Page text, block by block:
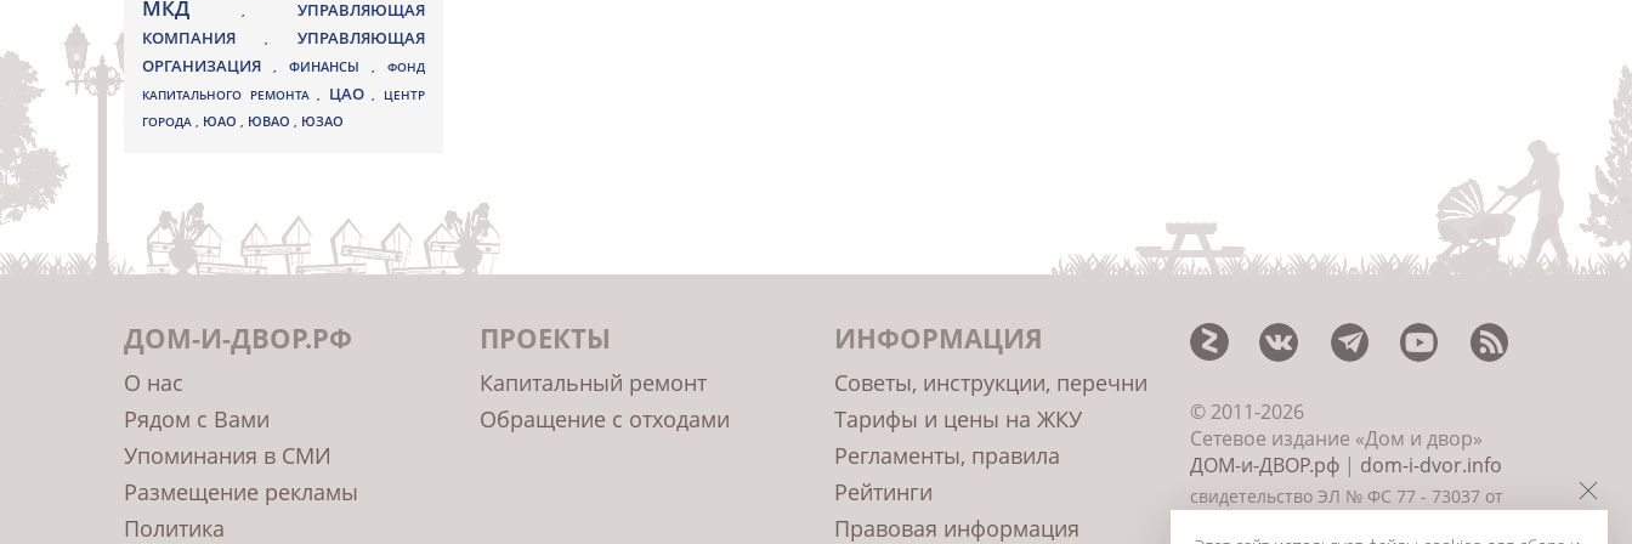
МКД, УПРАВЛЯЮЩАЯ
КОМПАНИЯ
, УПРАВЛЯЮЩАЯ
ОРГАНИЗАЦИЯ
, ФИНАНСЫ , ФОНД
КАПИТАЛЬНОГО РЕМОНТА , ЦАО ,
ЦЕНТР
ГОРОДА , ЮАО , ЮВАО , ЮЗАО
ДОМ-И-ДВОР.РФ
О нас
Рядом с Вами
Упоминания в СМИ
Размещение рекламы
Политика
ПРОЕКТЫ
Капитальный ремонт
Обращение с отходами
ИНФОРМАЦИЯ
Советы, инструкции, перечни
Тарифы и цены на ЖКУ
Регламенты, правила
Рейтинги
Правовая информация
© 2011-2026
Сетевое издание «Дом и двор»
ДОМ-и-ДВОР.рф| dom-i-dvor.info
свидетельство ЭЛ № ФС 77 - 73037 от